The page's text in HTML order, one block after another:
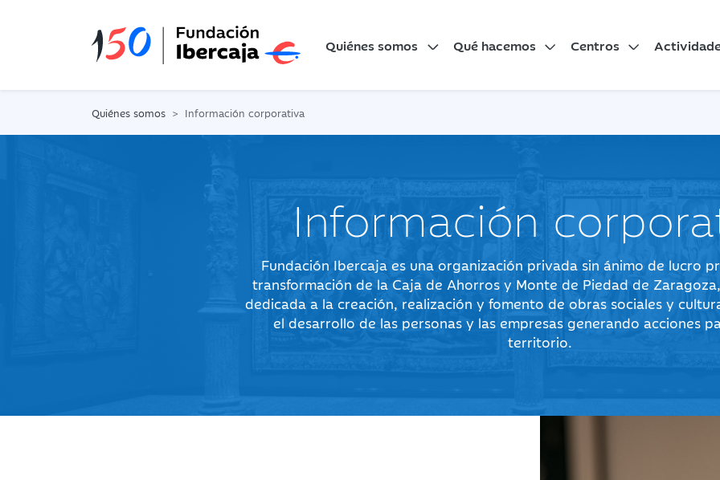
Quiénes somos Qué hacemos Centros
Quiénes somos Información corporativa
Información
Fundación Ibercaja es una organización privada sin ánimo de lucro
transformación de la Caja de Ahorros y Monte de Piedad de
dedicada a la creación, realización y fomento de obras sociales y
el desarrollo de las personas y las empresas generando acciones
territorio.